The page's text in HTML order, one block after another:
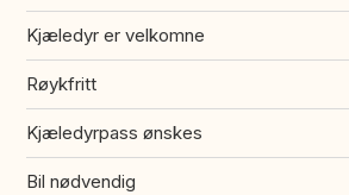
Kjæledyr er velkomne
Røykfritt
Kjæledyrpass ønskes
Bil nødvendig